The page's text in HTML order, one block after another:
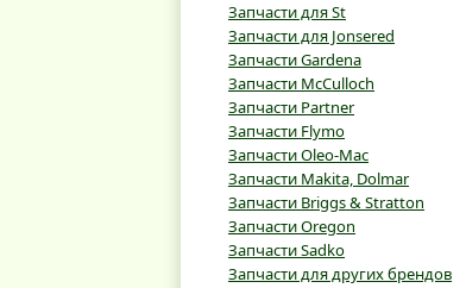
Запчасти для St
Запчасти для Jonsered
Запчасти Gardena
Запчасти McCulloch
Запчасти Partner
Запчасти Flymo
Запчасти Oleo-Mac
Запчасти Makita, Dolmar
Запчасти Briggs & Stratton
Запчасти Oregon
Запчасти Sadko
Запчасти для других брендов